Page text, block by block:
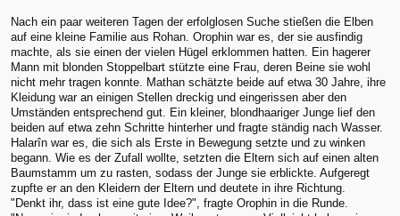
Nach ein paar weiteren Tagen der erfolglosen Suche stießen die Elben
auf eine kleine Familie aus Rohan. Orophin war es, der sie ausfindig
machte, als sie einen der vielen Hügel erklommen hatten. Ein hagerer
Mann mit blonden Stoppelbart stützte eine Frau, deren Beine sie wohl
nicht mehr tragen konnte. Mathan schätzte beide auf etwa 30 Jahre, ihre
Kleidung war an einigen Stellen dreckig und eingerissen aber den
Umständen entsprechend gut. Ein kleiner, blondhaariger Junge lief den
beiden auf etwa zehn Schritte hinterher und fragte ständig nach Wasser.
Halarîn war es, die sich als Erste in Bewegung setzte und zu winken
begann. Wie es der Zufall wollte, setzten die Eltern sich auf einen alten
Baumstamm um zu rasten, sodass der Junge sie erblickte. Aufgeregt
zupfte er an den Kleidern der Eltern und deutete in ihre Richtung.
"Denkt ihr, dass ist eine gute Idee?", fragte Orophin in die Runde.